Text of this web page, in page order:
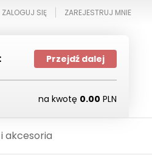
ZALOGUJ SIĘ ZAREJESTRUJ MNIE
Przejdź dalej
na kwotę 0.00 PLN
akcesoria